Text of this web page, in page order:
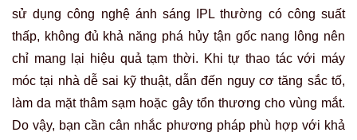
sử dụng công nghệ ánh sáng IPL thường có công suất
thấp, không đủ khả năng phá hủy tận gốc nang lông nên
chỉ mang lại hiệu quả tạm thời. Khi tự thao tác với máy
móc tại nhà dễ sai kỹ thuật, dẫn đến nguy cơ tăng sắc tố,
làm da mặt thâm sạm hoặc gây tổn thương cho vùng mắt.
Do vậy, bạn cần cân nhắc phương pháp phù hợp với khả